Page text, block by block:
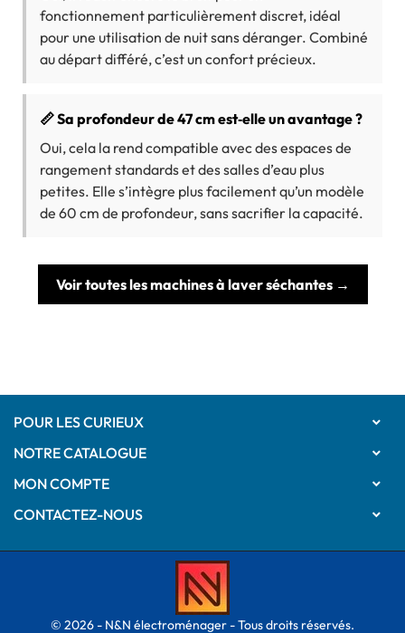
fonctionnement particulièrement discret, idéal
pour une utilisation de nuit sans déranger. Combiné
au départ différé, c’est un confort précieux.
📏 Sa profondeur de 47 cm est‑elle un avantage ?
Oui, cela la rend compatible avec des espaces de
rangement standards et des salles d’eau plus
petites. Elle s’intègre plus facilement qu’un modèle
de 60 cm de profondeur, sans sacrifier la capacité.
Voir toutes les machines à laver séchantes →
POUR LES CURIEUX 
NOTRE CATALOGUE 
MON COMPTE 
CONTACTEZ-NOUS 
© 2026 - N&N électroménager - Tous droits réservés.